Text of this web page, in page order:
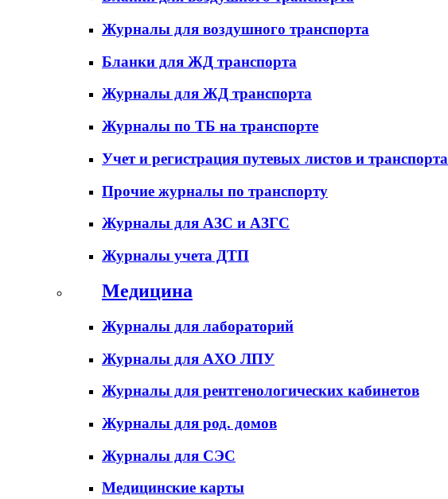
Журналы для воздушного транспорта
Бланки для ЖД транспорта
Журналы для ЖД транспорта
Журналы по ТБ на транспорте
Учет и регистрация путевых листов и транспорта
Прочие журналы по транспорту
Журналы для АЗС и АЗГС
Журналы учета ДТП
Медицина
Журналы для лабораторий
Журналы для АХО ЛПУ
Журналы для рентгенологических кабинетов
Журналы для род. домов
Журналы для СЭС
Медицинские карты